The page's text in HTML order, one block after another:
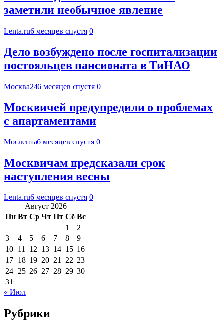
заметили необычное явление
Lenta.ru6 месяцев спустя 0
Дело возбуждено после госпитализации
постояльцев пансионата в ТиНАО
Москва246 месяцев спустя 0
Москвичей предупредили о проблемах
с апартаментами
Мослента6 месяцев спустя 0
Москвичам предсказали срок
наступления весны
Lenta.ru6 месяцев спустя 0
Август 2026
Пн Вт Ср Чт Пт Сб Вс
1
2
3
4 5 6 7 8
9
10 11 12 13 14 15 16
17 18 19 20 21 22 23
24 25 26 27 28 29 30
31
« Июл
Рубрики